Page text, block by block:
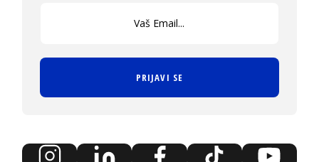
PRIJAVI SE